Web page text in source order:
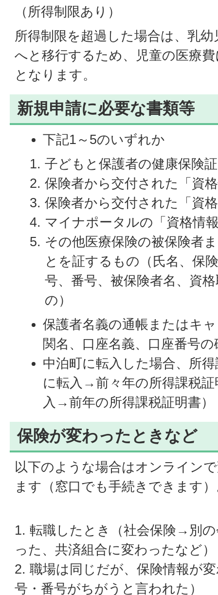
（所得制限あり）
所得制限を超過した場合は、乳
へと移行するため、児童の医療
となります。
新規申請に必要な書類等
下記1～5のいずれか
子どもと保護者の健康保険証
保険者から交付された「資
保険者から交付された「資
マイナポータルの「資格情
その他医療保険の被保険者
とを証するもの（氏名、保
号、番号、被保険者名、資
の）
保護者名義の通帳またはキ
関名、口座名義、口座番号
中泊町に転入した場合、所
に転入→前々年の所得課税
入→前年の所得課税証明書）
保険が変わったときなど
以下のような場合はオンライン
ます（窓口でも手続きできます
1. 転職したとき（社会保険→別
った、共済組合に変わったなど）
2. 職場は同じだが、保険情報が
号・番号がちがうと言われた）